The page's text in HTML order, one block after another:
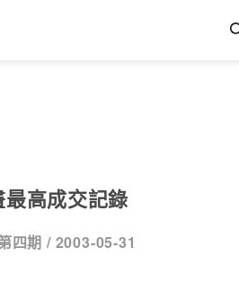
高成交記錄
四期 / 2003-05-31